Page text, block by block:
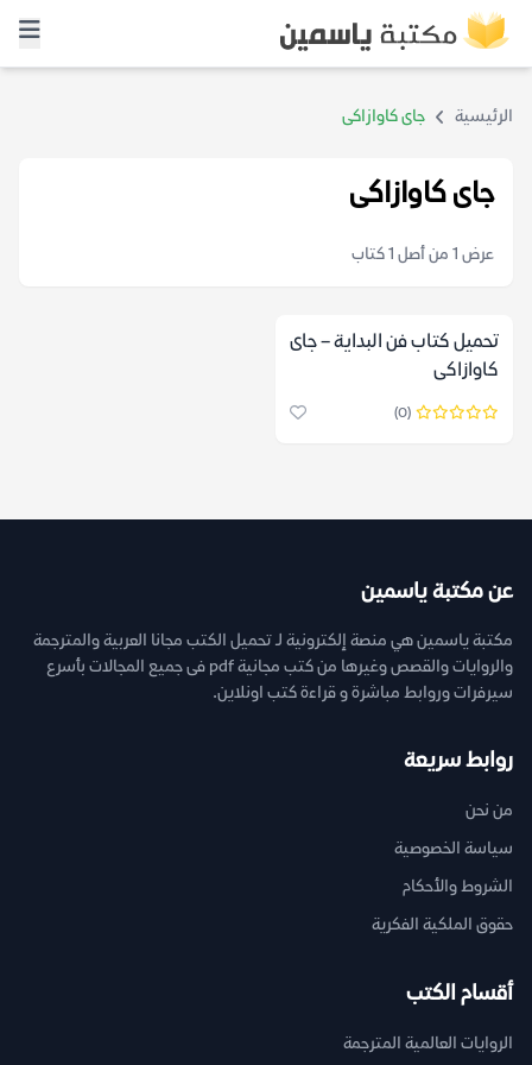
الرئيسية جاى كاوازاكى
جاى كاوازاكى
عرض 1 من أصل 1 كتاب
تحميل كتاب فن البداية – جاى
كاوازاكى
(0)
عن مكتبة ياسمين
مكتبة ياسمين هي منصة إلكترونية لـ تحميل الكتب مجانا العربية والمترجمة
والروايات والقصص وغيرها من كتب مجانية pdf فى جميع المجالات بأسرع
سيرفرات وروابط مباشرة و قراءة كتب اونلاين.
روابط سريعة
من نحن
سياسة الخصوصية
الشروط والأحكام
حقوق الملكية الفكرية
أقسام الكتب
الروايات العالمية المترجمة